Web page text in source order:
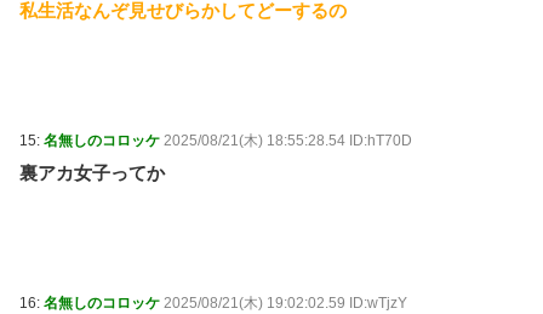
私生活なんぞ見せびらかしてどーするの
15: 名無しのコロッケ 2025/08/21(木) 18:55:28.54 ID:hT70D
裏アカ女子ってか
16: 名無しのコロッケ 2025/08/21(木) 19:02:02.59 ID:wTjzY